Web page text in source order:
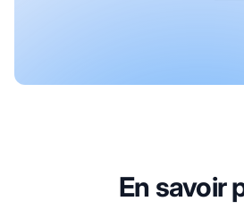
En savoir